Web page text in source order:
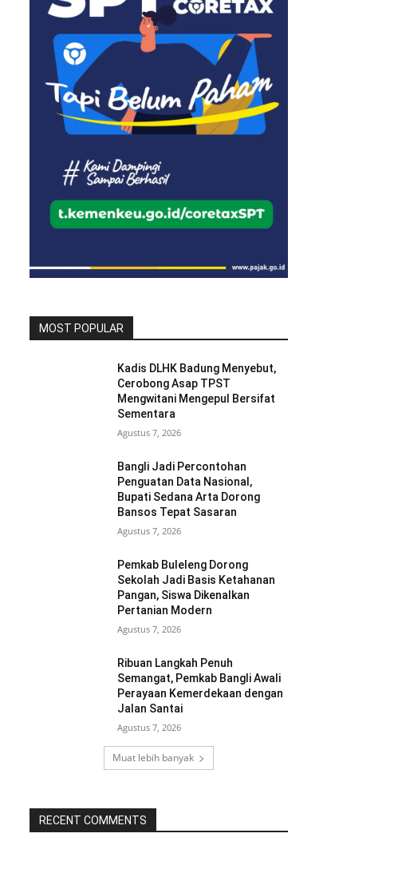
MOST POPULAR
Kadis DLHK Badung Menyebut,
Cerobong Asap TPST
Mengwitani Mengepul Bersifat
Sementara
Agustus 7, 2026
Bangli Jadi Percontohan
Penguatan Data Nasional,
Bupati Sedana Arta Dorong
Bansos Tepat Sasaran
Agustus 7, 2026
Pemkab Buleleng Dorong
Sekolah Jadi Basis Ketahanan
Pangan, Siswa Dikenalkan
Pertanian Modern
Agustus 7, 2026
Ribuan Langkah Penuh
Semangat, Pemkab Bangli Awali
Perayaan Kemerdekaan dengan
Jalan Santai
Agustus 7, 2026
Muat lebih banyak
RECENT COMMENTS